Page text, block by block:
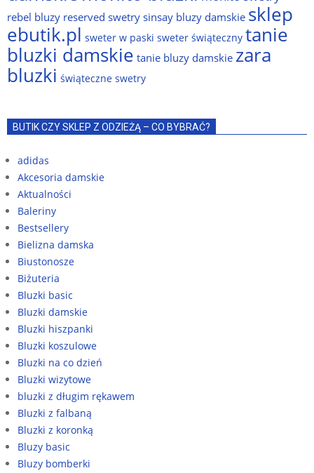
rebel bluzy reserved swetrysinsay bluzy damskie sklep
ebutik.pl sweter w paski sweter świąteczny tanie
bluzki damskie tanie bluzy damskie zara
bluzki świąteczne swetry
BUTIK CZY SKLEP Z ODZIEŻĄ – CO BYBRAĆ?
adidas
Akcesoria damskie
Aktualności
Baleriny
Bestsellery
Bielizna damska
Biustonosze
Biżuteria
Bluzki basic
Bluzki damskie
Bluzki hiszpanki
Bluzki koszulowe
Bluzki na co dzień
Bluzki wizytowe
bluzki z długim rękawem
Bluzki z falbaną
Bluzki z koronką
Bluzy basic
Bluzy bomberki